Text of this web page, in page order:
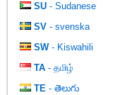
SU - Sudanese
SV - svenska
SW- Kiswahili
TA - தமிழ்
TE - తెలుగు